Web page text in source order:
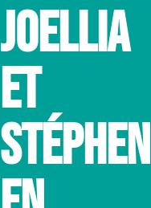
JOELLIA
ET
STÉPHEN